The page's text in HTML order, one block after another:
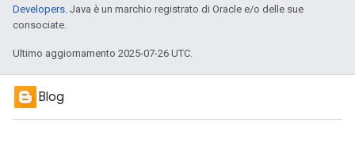
Developers. Java è un marchio registrato di Oracle e/o delle sue
consociate.
Ultimo aggiornamento 2025-07-26 UTC.
Blog